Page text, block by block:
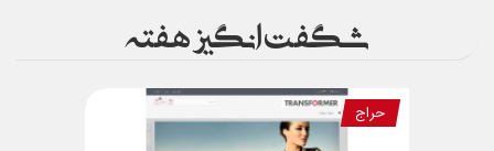
شگفت انگیز هفته
حراج